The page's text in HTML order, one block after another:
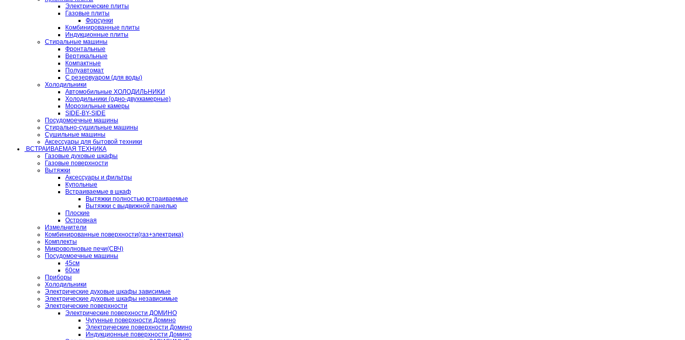
Электрические плиты
Газовые плиты
Форсунки
Комбинированные плиты
Индукционные плиты
Стиральные машины
Фронтальные
Вертикальные
Компактные
Полуавтомат
С резервуаром (для воды)
Холодильники
Автомобильные ХОЛОДИЛЬНИКИ
Холодильники (одно-двухкамерные)
Морозильные камеры
SIDE-BY-SIDE
Посудомоечные машины
Стирально-сушильные машины
Сушильные машины
Аксессуары для бытовой техники
ВСТРАИВАЕМАЯ ТЕХНИКА
Газовые духовые шкафы
Газовые поверхности
Вытяжки
Аксессуары и фильтры
Купольные
Встраиваемые в шкаф
Вытяжки полностью встраиваемые
Вытяжки с выдвижной панелью
Плоские
Островная
Измельчители
Комбинированные поверхности(газ+электрика)
Комплекты
Микроволновые печи(СВЧ)
Посудомоечные машины
45см
60см
Приборы
Холодильники
Электрические духовые шкафы зависимые
Электрические духовые шкафы независимые
Электрические поверхности
Электрические поверхности ДОМИНО
Чугунные поверхности Домино
Электрические поверхности Домино
Индукционные поверхности Домино